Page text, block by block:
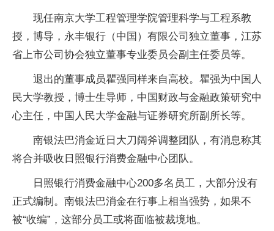
现任南京大学工程管理学院管理科学与工程系教
授，博导，永丰银行（中国）有限公司独立董事，江苏
省上市公司协会独立董事专业委员会副主任委员等。
退出的董事成员瞿强同样来自高校。瞿强为中国人
民大学教授，博士生导师，中国财政与金融政策研究中
心主任，中国人民大学金融与证券研究所副所长等。
南银法巴消金近日大刀阔斧调整团队，有消息称其
将合并吸收日照银行消费金融中心团队。
日照银行消费金融中心200多名员工，大部分没有
正式编制。南银法巴消金在行事上相当强势，如果不
被“收编”，这部分员工或将面临被裁境地。